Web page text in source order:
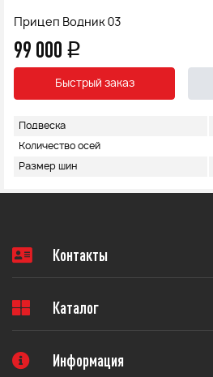
Прицеп Водник 03
99 000 q
Быстрый заказ
Подвеска
Количество осей
Размер шин
Контакты
Каталог
Информация